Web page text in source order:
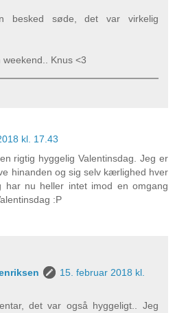
besked søde, det var virkelig
Knus <3
kl. 17.43
rigtig hyggelig Valentinsdag. Jeg er
hinanden og sig selv kærlighed hver
har nu heller intet imod en omgang
:P
15. februar 2018 kl.
det var også hyggeligt.. Jeg